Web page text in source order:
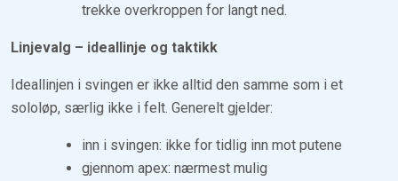
trekke overkroppen for langt ned.
Linjevalg – ideallinje og taktikk
Ideallinjen i svingen er ikke alltid den samme som i et
sololøp, særlig ikke i felt. Generelt gjelder:
inn i svingen: ikke for tidlig inn mot putene
gjennom apex: nærmest mulig